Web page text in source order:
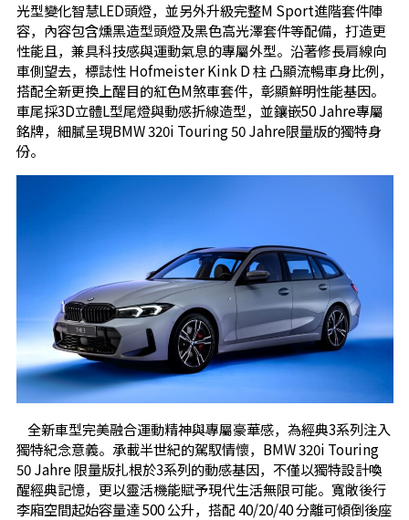
光型變化智慧LED頭燈，並另外升級完整M Sport進階套件陣
容，內容包含燻黑造型頭燈及黑色高光澤套件等配備，打造更
性能且，兼具科技感與運動氣息的專屬外型。沿著修長肩線向
車側望去，標誌性 Hofmeister Kink D 柱 凸顯流暢車身比例，
搭配全新更換上醒目的紅色M煞車套件，彰顯鮮明性能基因。
車尾採3D立體L型尾燈與動感折線造型，並鑲嵌50 Jahre專屬
銘牌，細膩呈現BMW 320i Touring 50 Jahre限量版的獨特身
份。
全新車型完美融合運動精神與專屬豪華感，為經典3系列注入
獨特紀念意義。承載半世紀的駕馭情懷，BMW 320i Touring
50 Jahre 限量版扎根於3系列的動感基因，不僅以獨特設計喚
醒經典記憶，更以靈活機能賦予現代生活無限可能。寬敞後行
李廂空間起始容量達 500 公升，搭配 40/20/40 分離可傾倒後座